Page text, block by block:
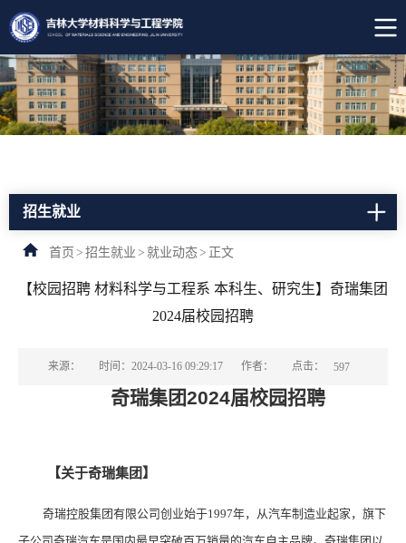
招生就业
首页 > 招生就业 > 就业动态> 正文
【校园招聘 材料科学与工程系 本科生、研究生】奇瑞集团
2024届校园招聘
来源： 时间：2024-03-16 09:29:17 作者： 点击： 597
奇瑞集团2024届校园招聘
【关于奇瑞集团】
奇瑞控股集团有限公司创业始于1997年，从汽车制造业起家，旗下